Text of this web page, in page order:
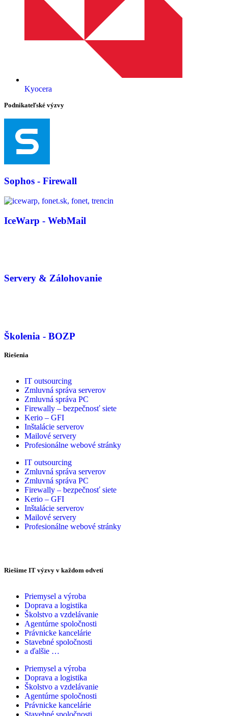
Kyocera
Podnikateľské výzvy
Sophos - Firewall
IceWarp - WebMail
Servery & Zálohovanie
Školenia - BOZP
Riešenia
IT outsourcing
Zmluvná správa serverov
Zmluvná správa PC
Firewally – bezpečnosť siete
Kerio – GFI
Inštalácie serverov
Mailové servery
Profesionálne webové stránky
IT outsourcing
Zmluvná správa serverov
Zmluvná správa PC
Firewally – bezpečnosť siete
Kerio – GFI
Inštalácie serverov
Mailové servery
Profesionálne webové stránky
Riešime IT výzvy v každom odvetí
Priemysel a výroba
Doprava a logistika
Školstvo a vzdelávanie
Agentúrne spoločnosti
Právnicke kancelárie
Stavebné spoločnosti
a ďalšie …
Priemysel a výroba
Doprava a logistika
Školstvo a vzdelávanie
Agentúrne spoločnosti
Právnicke kancelárie
Stavebné spoločnosti